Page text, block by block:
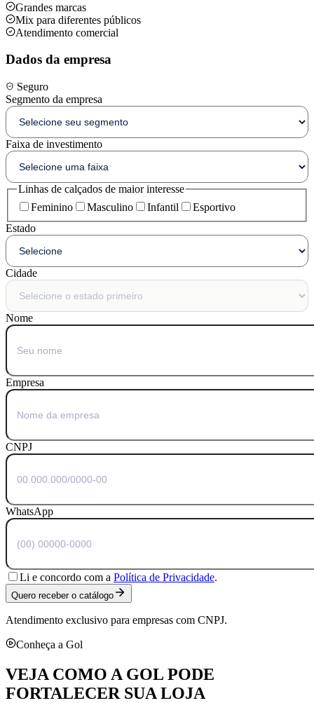
Grandes marcas
Mix para diferentes públicos
Atendimento comercial
Dados da empresa
Seguro
Segmento da empresa
Faixa de investimento
Linhas de calçados de maior interesse
Feminino
Masculino Infantil
Esportivo
Estado
Cidade
Nome
Empresa
CNPJ
WhatsApp
Li e concordo com a Política de Privacidade.
Quero receber o catálogo
Atendimento exclusivo para empresas com CNPJ.
Conheça a Gol
VEJA COMO A GOL PODE
FORTALECER SUA LOJA